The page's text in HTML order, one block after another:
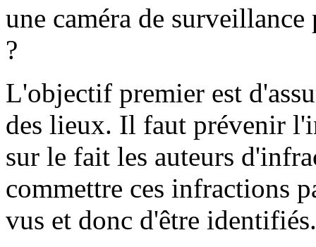
une caméra de
?
L'objectif premier est
des lieux. Il faut prévenir
sur le fait les auteurs
commettre ces infractions
vus et donc d'être identifiés.